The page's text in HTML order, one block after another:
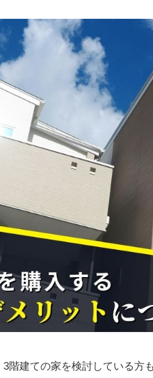
階建ての家を検討している方